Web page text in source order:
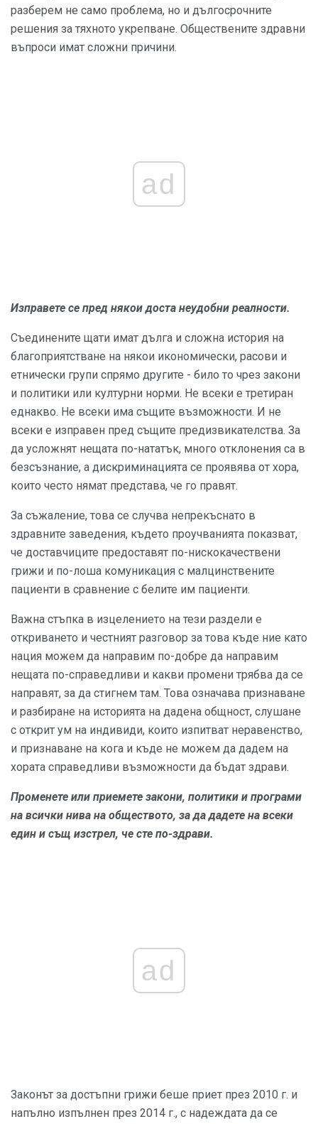
разберем не само проблема, но и дългосрочните
решения за тяхното укрепване. Обществените здравни
въпроси имат сложни причини.
ad
Изправете се пред някои доста неудобни реалности.
Съединените щати имат дълга и сложна история на
благоприятстване на някои икономически, расови и
етнически групи спрямо другите - било то чрез закони
и политики или културни норми. Не всеки е третиран
еднакво. Не всеки има същите възможности. И не
всеки е изправен пред същите предизвикателства. За
да усложнят нещата по-нататък, много отклонения са в
безсъзнание, а дискриминацията се проявява от хора,
които често нямат представа, че го правят.
За съжаление, това се случва непрекъснато в
здравните заведения, където проучванията показват,
че доставчиците предоставят по-нискокачествени
грижи и по-лоша комуникация с малцинствените
пациенти в сравнение с белите им пациенти.
Важна стъпка в изцелението на тези раздели е
откриването и честният разговор за това къде ние като
нация можем да направим по-добре да направим
нещата по-справедливи и какви промени трябва да се
направят, за да стигнем там. Това означава признаване
и разбиране на историята на дадена общност, слушане
с открит ум на индивиди, които изпитват неравенство,
и признаване на кога и къде не можем да дадем на
хората справедливи възможности да бъдат здрави.
Променете или приемете закони, политики и програми
на всички нива на обществото, за да дадете на всеки
един и същ изстрел, че сте по-здрави.
ad
Законът за достъпни грижи беше приет през 2010 г. и
напълно изпълнен през 2014 г., с надеждата да се